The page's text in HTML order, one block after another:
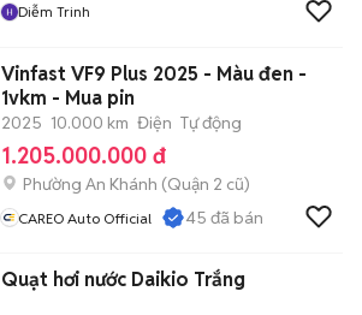
Diễm Trinh
Vinfast VF9 Plus 2025 - Màu đen -
1vkm - Mua pin
2025 10.000 km Điện Tự động
1.205.000.000 đ
Phường An Khánh (Quận 2 cũ)
CAREO Auto Official 45 đã bán
Quạt hơi nước Daikio Trắng